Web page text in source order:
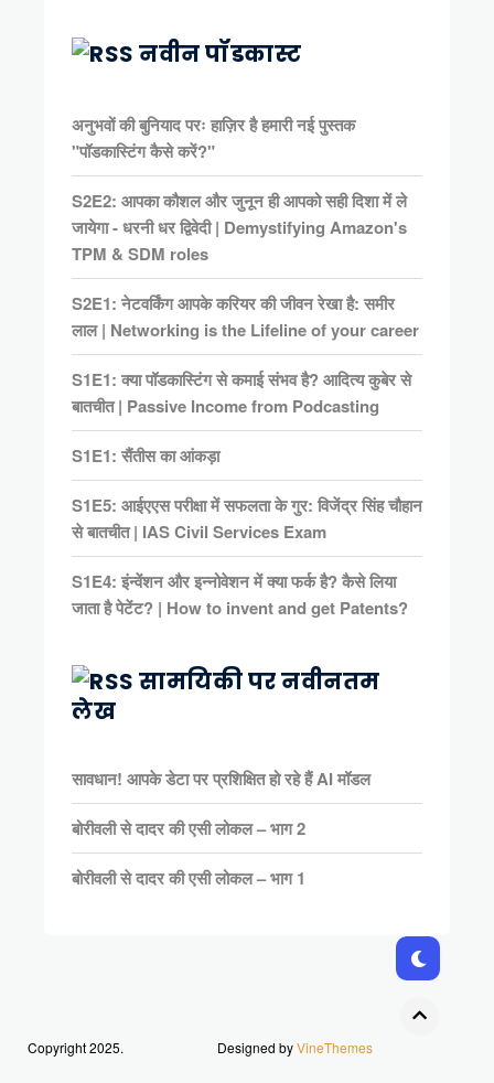
नवीन पॉडकास्ट
अनुभवों की बुनियाद परः हाज़िर है हमारी नई पुस्तक
"पॉडकास्टिंग कैसे करें?"
S2E2: आपका कौशल और जुनून ही आपको सही दिशा में ले
जायेगा - धरनी धर द्विवेदी | Demystifying Amazon's
TPM & SDM roles
S2E1: नेटवर्किंग आपके करियर की जीवन रेखा है: समीर
लाल | Networking is the Lifeline of your career
S1E1: क्या पॉडकास्टिंग से कमाई संभव है? आदित्य कुबेर से
बातचीत | Passive Income from Podcasting
S1E1: सैंतीस का आंकड़ा
S1E5: आईएएस परीक्षा में सफलता के गुर: विजेंद्र सिंह चौहान
से बातचीत | IAS Civil Services Exam
S1E4: इंन्वेंशन और इन्नोवेशन में क्या फर्क है? कैसे लिया
जाता है पेटेंट? | How to invent and get Patents?
सामयिकी पर नवीनतम
लेख
सावधान! आपके डेटा पर प्रशिक्षित हो रहे हैं AI मॉडल
बोरीवली से दादर की एसी लोकल – भाग 2
बोरीवली से दादर की एसी लोकल – भाग 1
Copyright 2025. Designed byVineThemes